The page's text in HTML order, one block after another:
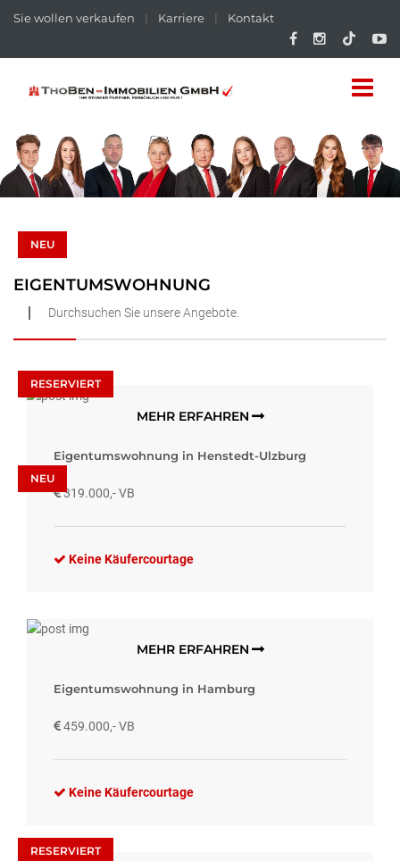
Sie wollen verkaufen | Karriere | Kontakt
EIGENTUMSWOHNUNG
Durchsuchen Sie unsere Angebote.
RESERVIERT
NEU
MEHR ERFAHREN
Eigentumswohnung in Henstedt-Ulzburg
319.000,- VB
Keine Käufercourtage
NEU
MEHR ERFAHREN
Eigentumswohnung in Hamburg
459.000,- VB
Keine Käufercourtage
RESERVIERT